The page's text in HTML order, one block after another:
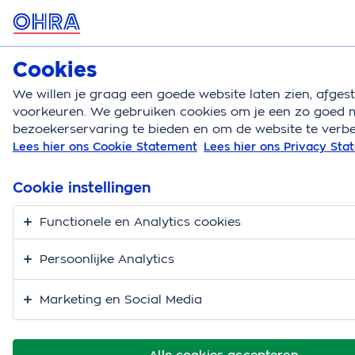
MENU
Autoverzekering
Autoverzekering Verkeersregels Gordel niet om
Gordel niet om
Cookies
We willen je graag een goede website laten zien,
voorkeuren. We gebruiken cookies om je een zo goed
bezoekerservaring te bieden en om de website te
Lees hier ons Cookie Statement Lees hier ons Privacy
Cookie instellingen
Functionele en Analytics cookies
Persoonlijke Analytics
Marketing en Social Media